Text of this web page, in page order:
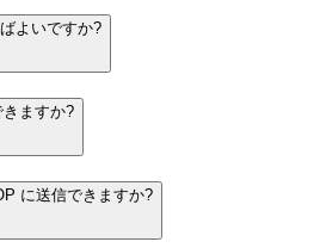
よいですか?
ますか?
に送信できますか?